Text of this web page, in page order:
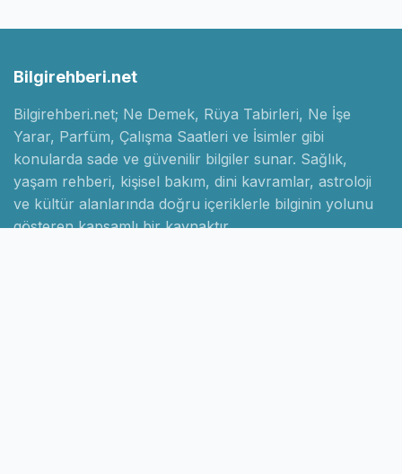
Bilgirehberi.net
Bilgirehberi.net; Ne Demek, Rüya Tabirleri, Ne İşe
Yarar, Parfüm, Çalışma Saatleri ve İsimler gibi
konularda sade ve güvenilir bilgiler sunar. Sağlık,
yaşam rehberi, kişisel bakım, dini kavramlar, astroloji
ve kültür alanlarında doğru içeriklerle bilginin yolunu
gösteren kapsamlı bir kaynaktır.